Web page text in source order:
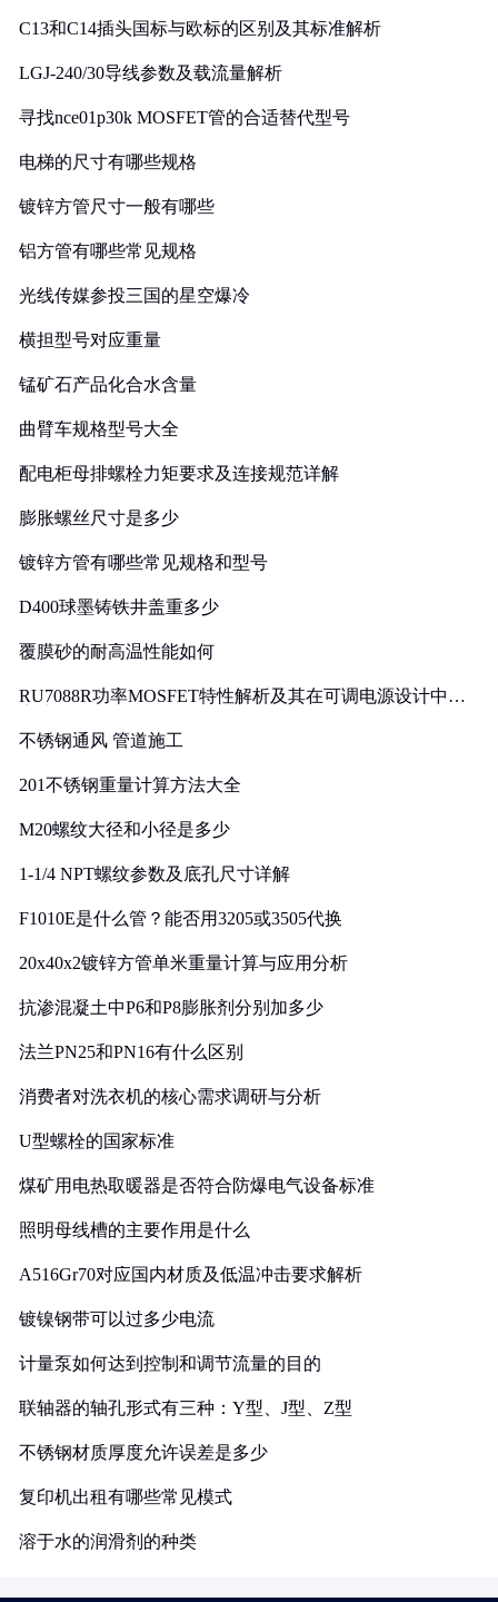
C13和C14插头国标与欧标的区别及其标准解析
LGJ-240/30导线参数及载流量解析
寻找nce01p30k MOSFET管的合适替代型号
电梯的尺寸有哪些规格
镀锌方管尺寸一般有哪些
铝方管有哪些常见规格
光线传媒参投三国的星空爆冷
横担型号对应重量
锰矿石产品化合水含量
曲臂车规格型号大全
配电柜母排螺栓力矩要求及连接规范详解
膨胀螺丝尺寸是多少
镀锌方管有哪些常见规格和型号
D400球墨铸铁井盖重多少
覆膜砂的耐高温性能如何
RU7088R功率MOSFET特性解析及其在可调电源设计中的
不锈钢通风 管道施工
201不锈钢重量计算方法大全
M20螺纹大径和小径是多少
1-1/4 NPT螺纹参数及底孔尺寸详解
F1010E是什么管？能否用3205或3505代换
20x40x2镀锌方管单米重量计算与应用分析
抗渗混凝土中P6和P8膨胀剂分别加多少
法兰PN25和PN16有什么区别
消费者对洗衣机的核心需求调研与分析
U型螺栓的国家标准
煤矿用电热取暖器是否符合防爆电气设备标准
照明母线槽的主要作用是什么
A516Gr70对应国内材质及低温冲击要求解析
镀镍钢带可以过多少电流
计量泵如何达到控制和调节流量的目的
联轴器的轴孔形式有三种：Y型、J型、Z型
不锈钢材质厚度允许误差是多少
复印机出租有哪些常见模式
溶于水的润滑剂的种类